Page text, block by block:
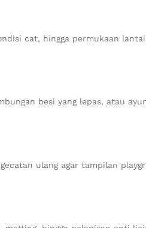
cat, hingga permukaan
besi yang lepas, atau
ulang agar tampilan